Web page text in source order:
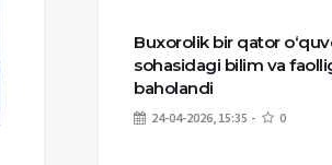
Buxorolik bir qator
sohasidagi bilim va
baholandi
24-04-2026, 15:35 0